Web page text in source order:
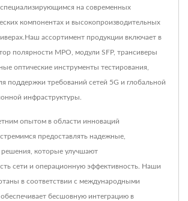
на современных
компонентах и высокопроизводительных
ассортимент продукции включает в
полярности MPO, модули SFP, трансиверы
оптические инструменты тестирования,
поддержки требований сетей 5G и глобальной
инфраструктуры.
опытом в области инноваций
предоставлять надежные,
которые улучшают
сети и операционную эффективность. Наши
в соответствии с международными
бесшовную интеграцию в